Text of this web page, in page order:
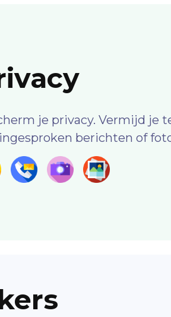
je privacy. Vermijd je
berichten of